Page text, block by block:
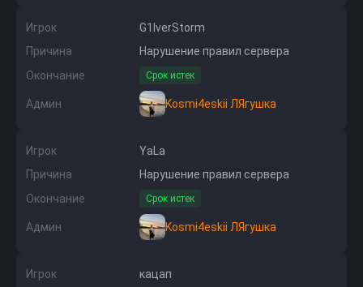
Игрок
G1lverStorm
Причина
Нарушение правил сервера
Окончание
Срок истек
Админ Kosmi4eskii ЛЯгушка
Игрок
YaLa
Причина
Нарушение правил сервера
Окончание
Срок истек
Админ Kosmi4eskii ЛЯгушка
Игрок
кацап